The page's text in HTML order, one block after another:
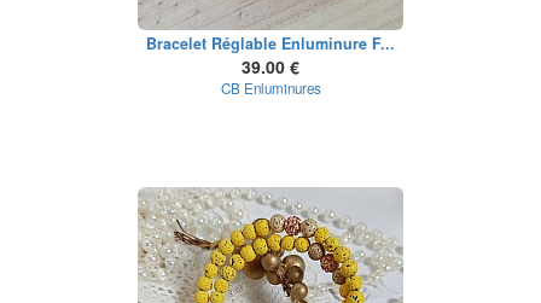
Bracelet Réglable Enluminure F...
39.00 €
CB Enluminures